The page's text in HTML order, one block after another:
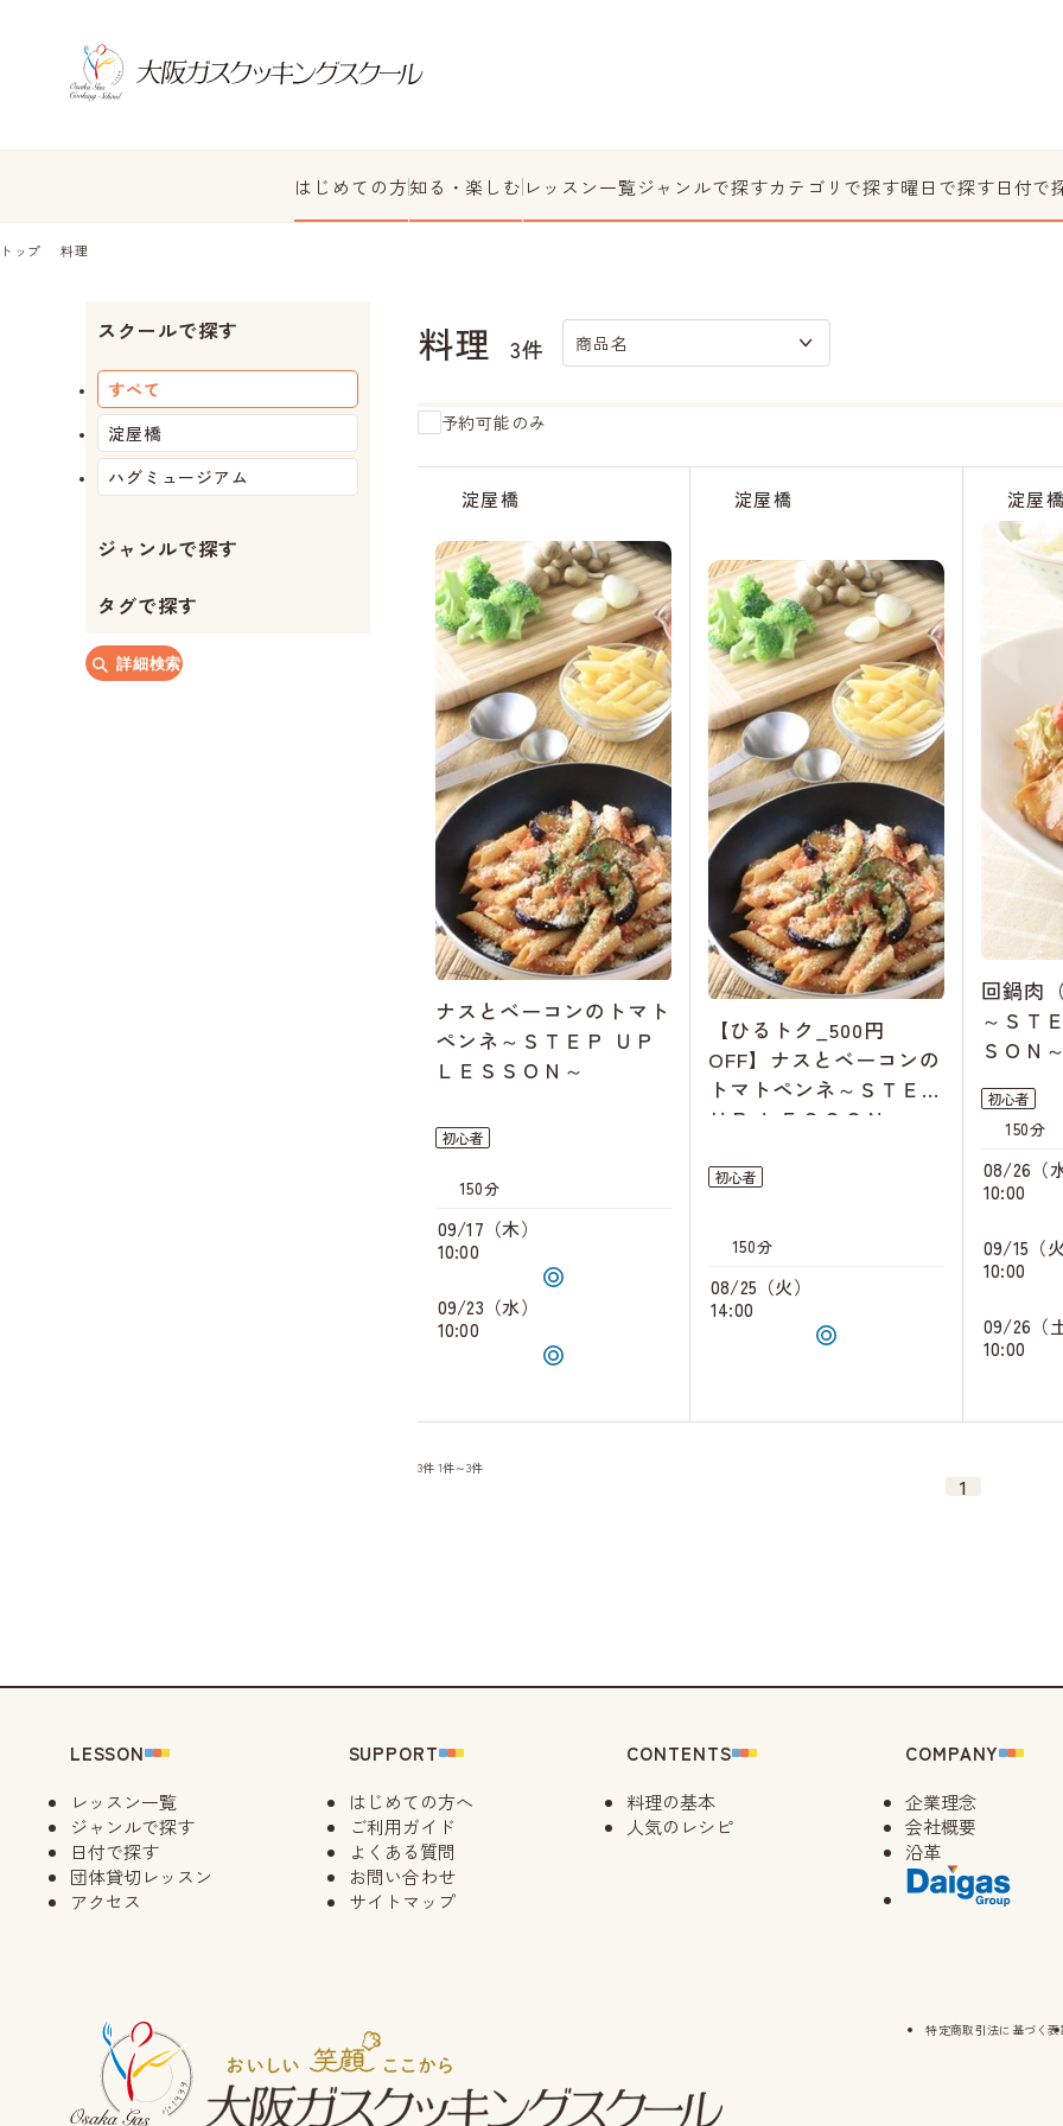
はじめての方知る・楽しむ レッスン一覧ジャンルで探すカテゴリで探す曜日で探す日付で
トップ 料理
スクールで探す
すべて
淀屋橋
ハグミュージアム
ジャンルで探す
タグで探す
詳細検索
料理 3件 商品名
予約可能のみ
淀屋橋
ナスとベーコンのトマト
ペンネ～ＳＴＥＰ ＵＰ
ＬＥＳＳＯＮ～
初心者
150分
09/17（木）
10:00
09/23（水）
10:00
淀屋橋
【ひるトク_500円
OFF】ナスとベーコンの
トマトペンネ～ＳＴＥＰ
ＵＰ ＬＥＳＳＯＮ～
初心者
150分
08/25（火）
14:00
淀屋橋
回鍋肉
～ＳＴ
ＳＯＮ～
初心者
150分
08/26（水
10:00
09/15（火
10:00
09/26（土
10:00
3件 1件～3件
1
LESSON
レッスン一覧
ジャンルで探す
日付で探す
団体貸切レッスン
アクセス
SUPPORT
はじめての方へ
ご利用ガイド
よくある質問
お問い合わせ
サイトマップ
CONTENTS
料理の基本
人気のレシピ
COMPANY
企業理念
会社概要
沿革
特定商取引法に基づく